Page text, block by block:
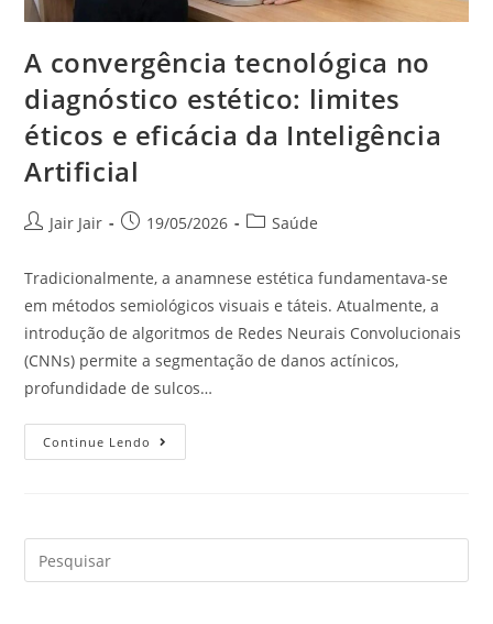
A convergência tecnológica no
diagnóstico estético: limites
éticos e eficácia da Inteligência
Artificial
Jair Jair 19/05/2026 Saúde
Tradicionalmente, a anamnese estética fundamentava-se
em métodos semiológicos visuais e táteis. Atualmente, a
introdução de algoritmos de Redes Neurais Convolucionais
(CNNs) permite a segmentação de danos actínicos,
profundidade de sulcos…
Continue Lendo